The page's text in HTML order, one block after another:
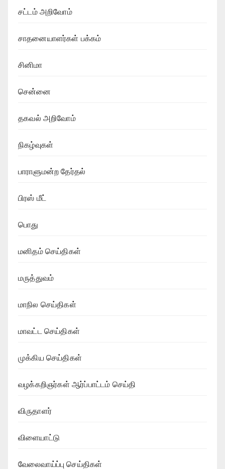
சட்டம் அறிவோம்
சாதனையாளர்கள் பக்கம்
சினிமா
சென்னை
தகவல் அறிவோம்
நிகழ்வுகள்
பாராளுமன்ற தேர்தல்
பிரஸ் மீட்
பொது
மனிதம் செய்திகள்
மருத்துவம்
மாநில செய்திகள்
மாவட்ட செய்திகள்
முக்கிய செய்திகள்
வழக்கறிஞர்கள் ஆர்ப்பாட்டம் செய்தி
விருதாளர்
விளையாட்டு
வேலைவாய்ப்பு செய்திகள்